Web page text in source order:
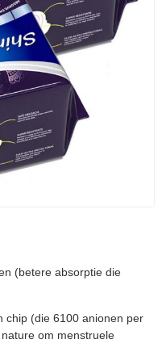
(betere absorptie die
chip (die 6100 anionen per
om menstruele